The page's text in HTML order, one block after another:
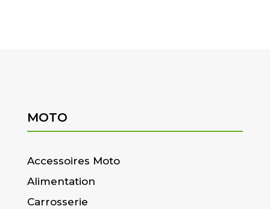
MOTO
Accessoires Moto
Alimentation
Carrosserie